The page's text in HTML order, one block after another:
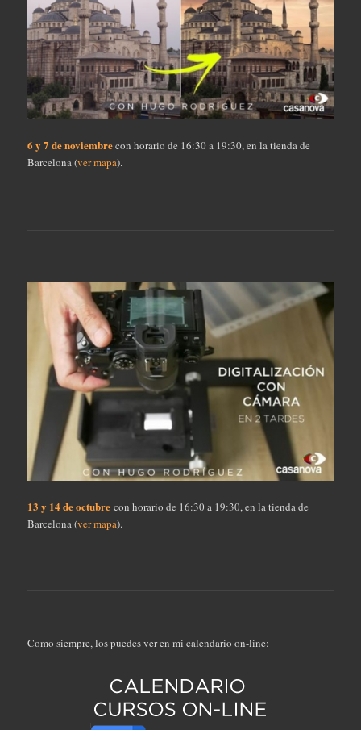
6 y 7 de noviembrecon horario de 16:30 a 19:30, en la tienda de
Barcelona (ver mapa).
13 y 14 de octubre con horario de 16:30 a 19:30, en la tienda de
Barcelona (ver mapa).
Como siempre, los puedes ver en mi calendario on-line: